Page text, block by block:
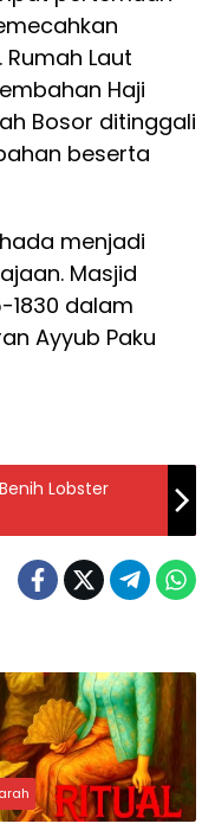
Laut
Haji
Bosor ditinggali
beserta
menjadi
Masjid
1830 dalam
Ayyub Paku
Lobster